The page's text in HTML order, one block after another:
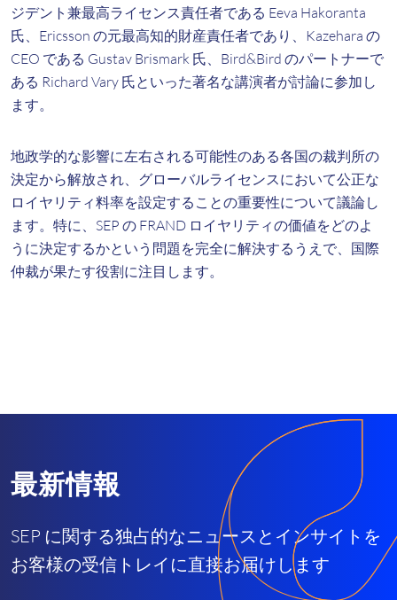
ジデント兼最高ライセンス責任者である Eeva Hakoranta
氏、Ericsson の元最高知的財産責任者であり、Kazehara の
CEO である Gustav Brismark 氏、Bird&Bird のパートナーで
ある Richard Vary 氏といった著名な講演者が討論に参加し
ます。
地政学的な影響に左右される可能性のある各国の裁判所の
決定から解放され、グローバルライセンスにおいて公正な
ロイヤリティ料率を設定することの重要性について議論し
ます。特に、SEP の FRAND ロイヤリティの価値をどのよ
うに決定するかという問題を完全に解決するうえで、国際
仲裁が果たす役割に注目します。
最新情報
SEP に関する独占的なニュースとインサイトを
お客様の受信トレイに直接お届けします